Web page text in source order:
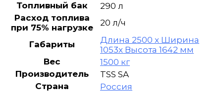
Топливный бак
290 л
Расход топлива
при 75% нагрузке
20 л/ч
Габариты
Длина 2500 x Ширина
1053x Высота 1642 мм
Вес
1500 кг
Производитель
TSS SA
Страна
Россия